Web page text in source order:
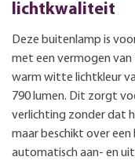
lichtkwaliteit
Deze buitenlamp is
met een vermogen
warm witte lichtkleur
790 lumen. Dit zorgt
verlichting zonder dat
maar beschikt over een
automatisch aan- en